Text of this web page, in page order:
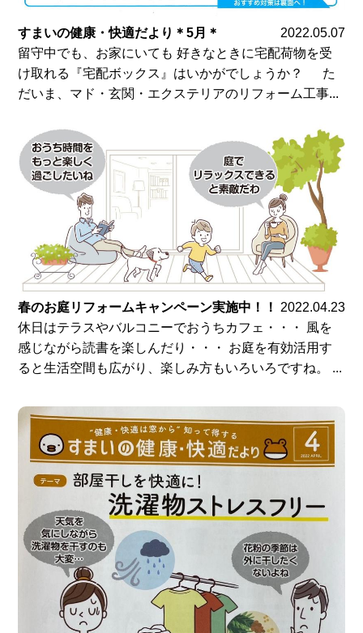
すまいの健康・快適だより＊5月＊
2022.05.07
留守中でも、お家にいても 好きなときに宅配荷物を受
け取れる『宅配ボックス』はいかがでしょうか？ た
だいま、マド・玄関・エクステリアのリフォーム工事...
春のお庭リフォームキャンペーン実施中！！
2022.04.23
休日はテラスやバルコニーでおうちカフェ・・・ 風を
感じながら読書を楽しんだり・・・ お庭を有効活用す
ると生活空間も広がり、楽しみ方もいろいろですね。 ...